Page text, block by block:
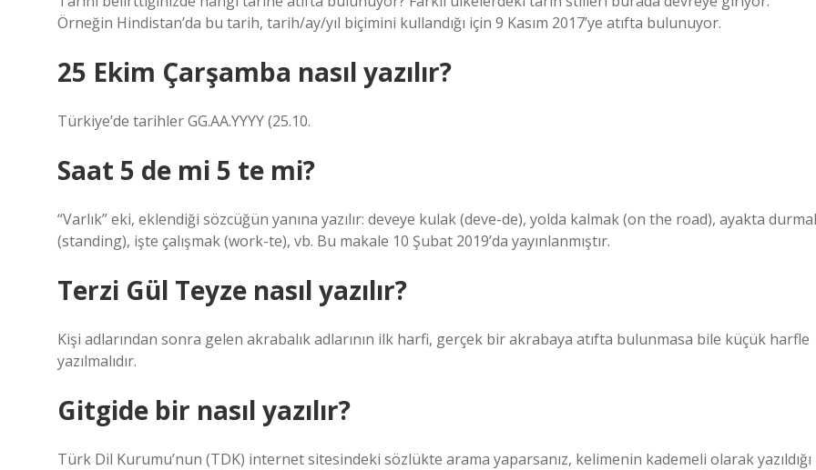
Örneğin Hindistan’da bu tarih, tarih/ay/yıl biçimini kullandığı için 9 Kasım 2017’ye atıfta bulunuyor.
25 Ekim Çarşamba nasıl yazılır?
Türkiye’de tarihler GG.AA.YYYY (25.10.
Saat 5 de mi 5 te mi?
“Varlık” eki, eklendiği sözcüğün yanına yazılır: deveye kulak (deve-de), yolda kalmak (on the road), ayakta
(standing), işte çalışmak (work-te), vb. Bu makale 10 Şubat 2019’da yayınlanmıştır.
Terzi Gül Teyze nasıl yazılır?
Kişi adlarından sonra gelen akrabalık adlarının ilk harfi, gerçek bir akrabaya atıfta bulunmasa bile küçük harfle
yazılmalıdır.
Gitgide bir nasıl yazılır?
Türk Dil Kurumu’nun (TDK) internet sitesindeki sözlükte arama yaparsanız, kelimenin kademeli olarak yazıldığı